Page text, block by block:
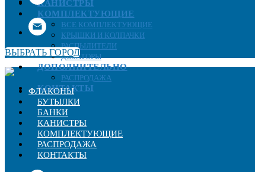
КАНИСТРЫ
КОМПЛЕКТУЮЩИЕ
ВСЕ КОМПЛЕКТУЮЩИЕ
КРЫШКИ И КОЛПАЧКИ
РАСПЫЛИТЕЛИ
ДОЗАТОРЫ
ДОПОЛНИТЕЛЬНО
РАСПРОДАЖА
КОНТАКТЫ
ВЫБРАТЬ ГОРОД
ФЛАКОНЫ
БУТЫЛКИ
БАНКИ
КАНИСТРЫ
КОМПЛЕКТУЮЩИЕ
РАСПРОДАЖА
КОНТАКТЫ